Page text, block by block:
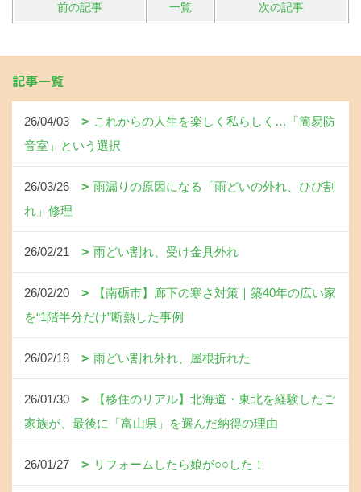
前の記事 一覧 次の記事
記事一覧
26/04/03
これからの人生を楽しく私らしく…「簡易防
音室」という選択
26/03/26
雨漏りの原因になる「雨どいの外れ、ひび割
れ」修理
26/02/21 雨どい割れ、受け金具外れ
26/02/20
【南砺市】廊下の寒さ対策｜築40年の広い家
を“1階半分だけ”断熱した事例
26/02/18 雨どい割れ外れ、屋根折れた
26/01/30
【移住のリアル】北海道・東北を経験したご
家族が、最後に「富山県」を選んだ納得の理由
26/01/27 リフォームしたら娘が○○した！